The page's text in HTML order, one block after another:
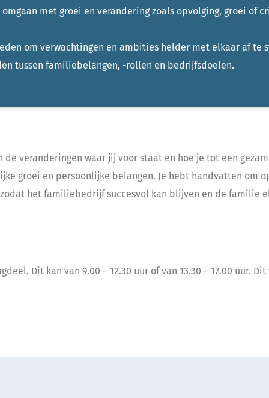
met groei en verandering zoals opvolging, groei of
om verwachtingen en ambities helder met elkaar af te
tussen familiebelangen, -rollen en bedrijfsdoelen.
veranderingen waar jij voor staat en hoe je tot een
groei en persoonlijke belangen. Je hebt handvatten om
het familiebedrijf succesvol kan blijven en de familie
Dit kan van 9.00 – 12.30 uur of van 13.30 – 17.00 uur.